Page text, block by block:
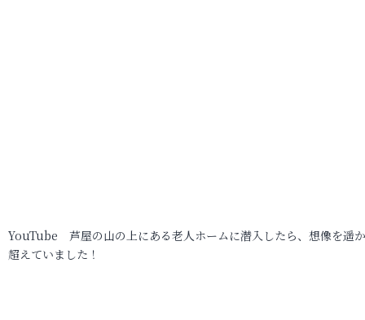
YouTube 芦屋の山の上にある老人ホームに潜入したら、想像を遥
超えていました！